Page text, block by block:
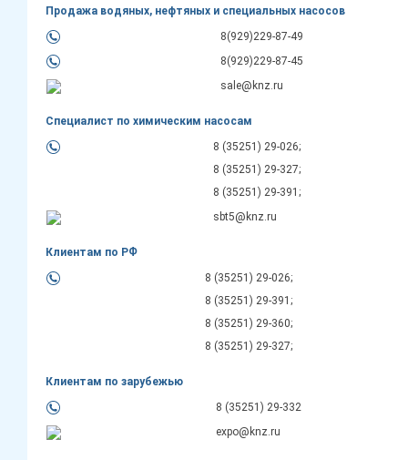
Продажа водяных, нефтяных и специальных насосов
8(929)229-87-49
8(929)229-87-45
sale@knz.ru
Специалист по химическим насосам
8 (35251) 29-026;
8 (35251) 29-327;
8 (35251) 29-391;
sbt5@knz.ru
Клиентам по РФ
8 (35251) 29-026;
8 (35251) 29-391;
8 (35251) 29-360;
8 (35251) 29-327;
Клиентам по зарубежью
8 (35251) 29-332
expo@knz.ru